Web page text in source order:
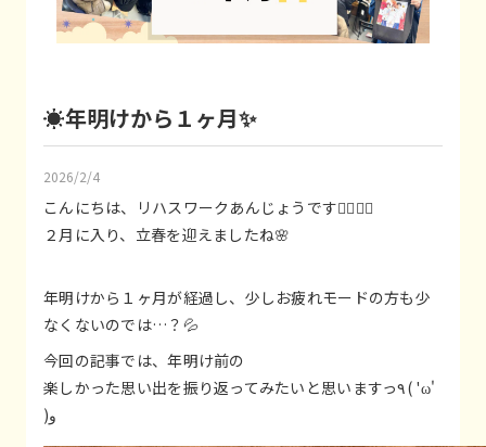
☀️年明けから１ヶ月✨
2026/2/4
こんにちは、リハスワークあんじょうです🙋‍♀️🙋‍♂️
２月に入り、立春を迎えましたね🌸
年明けから１ヶ月が経過し、少しお疲れモードの方も少
なくないのでは…？💦
今回の記事では、年明け前の
楽しかった思い出を振り返ってみたいと思いますっ٩( 'ω'
)و